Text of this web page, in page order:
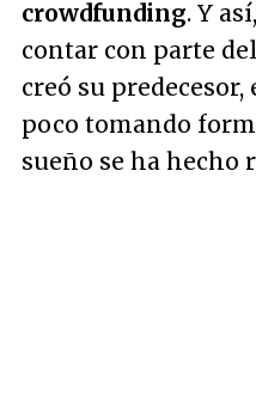
crowdfunding. Y
contar con parte
creó su
poco tomando
sueño se ha hecho